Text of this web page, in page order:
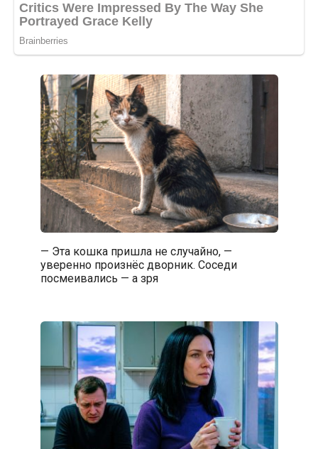
— Эта кошка пришла не случайно, —
уверенно произнёс дворник. Соседи
посмеивались — а зря